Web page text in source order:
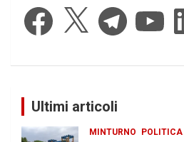
Facebook Telegram YouTube
Ultimi articoli
MINTURNO POLITICA